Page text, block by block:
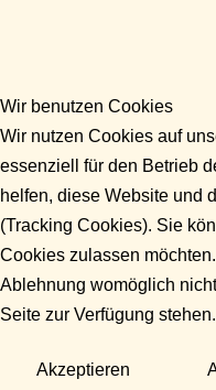
Wir benutzen Cookies
Wir nutzen Cookies auf
essenziell für den Betrieb
helfen, diese Website und
(Tracking Cookies). Sie
Cookies zulassen
Ablehnung womöglich
Seite zur Verfügung stehen.
Akzeptieren